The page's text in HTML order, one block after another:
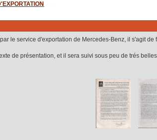
le service d'exportation de Mercedes-Benz, il s'agit
de présentation, et il sera suivi sous peu de trés